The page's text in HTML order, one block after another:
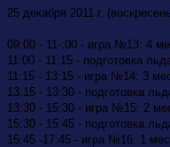
25 декабря 2011 г.
09:00 - 11-:00 - игра №13: 4
11:00 - 11:15 - подготовка
11:15 - 13:15 - игра №14: 3
13:15 - 13:30 - подготовка
13:30 - 15:30 - игра №15: 2
15:30 - 15:45 - подготовка
15:45 -17:45 - игра №16: 1